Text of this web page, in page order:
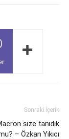
Sonraki İçerik
size tanıdık
– Özkan Yıkıcı